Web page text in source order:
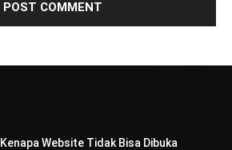
Kenapa Website Tidak Bisa Dibuka